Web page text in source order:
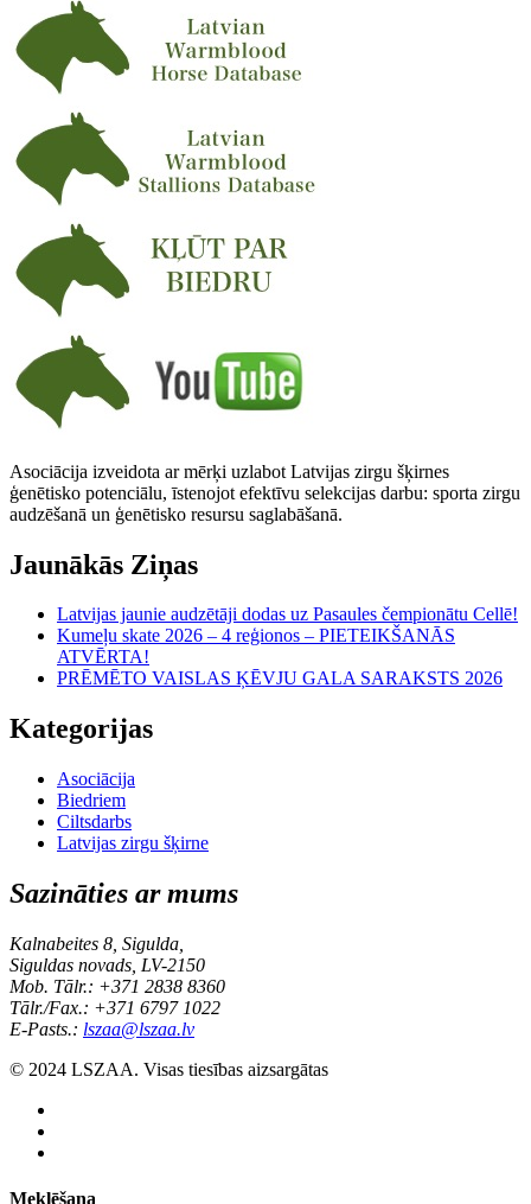
Asociācija izveidota ar mērķi uzlabot Latvijas zirgu šķirnes
ģenētisko potenciālu, īstenojot efektīvu selekcijas darbu: sporta zirgu
audzēšanā un ģenētisko resursu saglabāšanā.
Jaunākās Ziņas
Latvijas jaunie audzētāji dodas uz Pasaules čempionātu Cellē!
Kumeļu skate 2026 – 4 reģionos – PIETEIKŠANĀS
ATVĒRTA!
PRĒMĒTO VAISLAS ĶĒVJU GALA SARAKSTS 2026
Kategorijas
Asociācija
Biedriem
Ciltsdarbs
Latvijas zirgu šķirne
Sazināties ar mums
Kalnabeites 8, Sigulda,
Siguldas novads, LV-2150
Mob. Tālr.: +371 2838 8360
Tālr./Fax.: +371 6797 1022
E-Pasts.: lszaa@lszaa.lv
© 2024 LSZAA. Visas tiesības aizsargātas
Meklēšana